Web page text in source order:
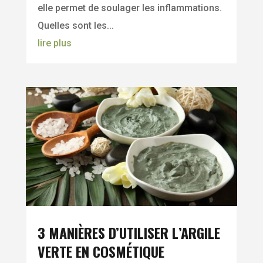
elle permet de soulager les inflammations.
Quelles sont les...
lire plus
3 MANIÈRES D’UTILISER L’ARGILE
VERTE EN COSMÉTIQUE